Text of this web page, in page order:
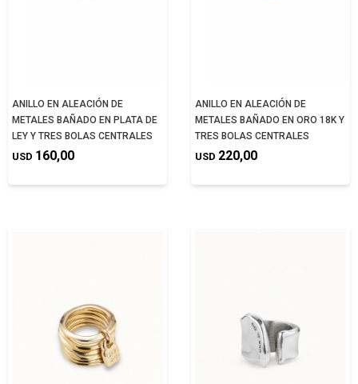
ANILLO EN ALEACIÓN DE
METALES BAÑADO EN PLATA DE
LEY Y TRES BOLAS CENTRALES
USD 160,00
ANILLO EN ALEACIÓN DE
METALES BAÑADO EN ORO 18K Y
TRES BOLAS CENTRALES
USD 220,00